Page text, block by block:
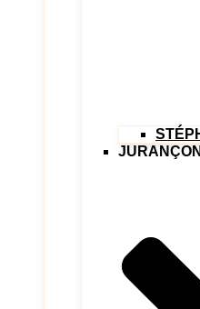
JURANÇON